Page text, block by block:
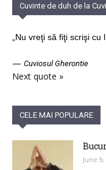
Cuvinte de duh de la
„Nu vreţi să fiţi scrişi
— Cuviosul Gherontie
Next quote »
CELE MAI POPULARE
June